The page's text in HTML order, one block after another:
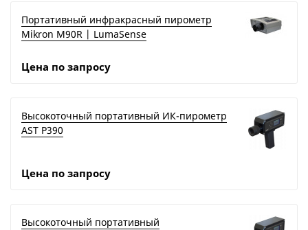
Портативный инфракрасный пирометр
Mikron M90R | LumaSense
Цена по запросу
Высокоточный портативный ИК-пирометр
AST P390
Цена по запросу
Высокоточный портативный